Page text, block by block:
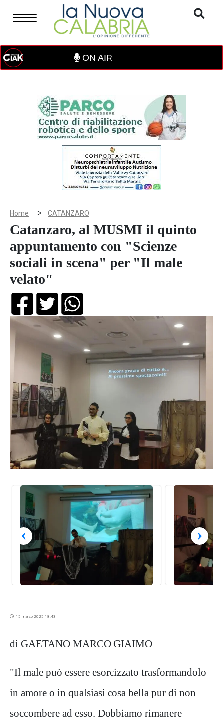
ON AIR
Home > CATANZARO
Catanzaro, al MUSMI il quinto
appuntamento con "Scienze
sociali in scena" per "Il male
velato"
‹ ›
15 marzo 2025 18:43
di GAETANO MARCO GIAIMO
"Il male può essere esorcizzato trasformandolo
in amore o in qualsiasi cosa bella pur di non
soccombere ad esso. Dobbiamo rimanere